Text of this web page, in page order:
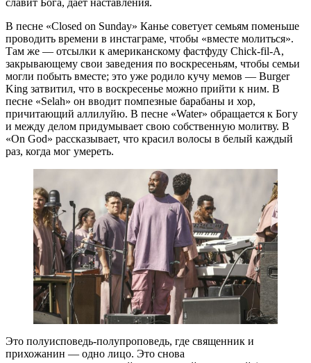
В песне «Closed on Sunday» Канье советует семьям поменьше
проводить времени в инстаграме, чтобы «вместе молиться».
Там же — отсылки к американскому фастфуду Chick-fil-A,
закрывающему свои заведения по воскресеньям, чтобы семьи
могли побыть вместе; это уже родило кучу мемов — Burger
King затвитил, что в воскресенье можно прийти к ним. В
песне «Selah» он вводит помпезные барабаны и хор,
причитающий аллилуйю. В песне «Water» обращается к Богу
и между делом придумывает свою собственную молитву. В
«On God» рассказывает, что красил волосы в белый каждый
раз, когда мог умереть.
Это полуисповедь-полупроповедь, где священник и
прихожанин — одно лицо. Это снова